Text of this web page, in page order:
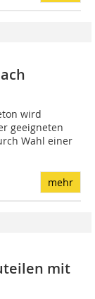
wird
geeigneten
Wahl einer
mehr
mit